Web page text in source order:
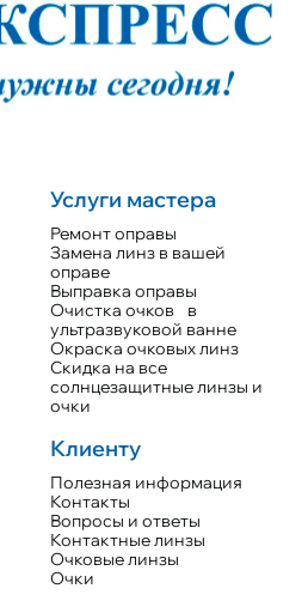
Услуги мастера
Ремонт оправы
Замена линз в вашей
оправе
Выправка оправы
Очистка очков в
ультразвуковой ванне
Окраска очковых линз
Скидка на все
солнцезащитные линзы и
очки
Клиенту
Полезная информация
Контакты
Вопросы и ответы
Контактные линзы
Очковые линзы
Очки